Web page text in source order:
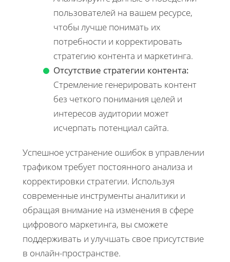
пользователей на вашем ресурсе,
чтобы лучше понимать их
потребности и корректировать
стратегию контента и маркетинга.
Отсутствие стратегии контента:
Стремление генерировать контент
без четкого понимания целей и
интересов аудитории может
исчерпать потенциал сайта.
Успешное устранение ошибок в управлении
трафиком требует постоянного анализа и
корректировки стратегии. Используя
современные инструменты аналитики и
обращая внимание на изменения в сфере
цифрового маркетинга, вы сможете
поддерживать и улучшать свое присутствие
в онлайн-пространстве.